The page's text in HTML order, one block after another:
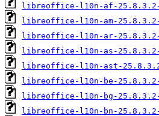
libreoffice-l10n-af-25.8.3.2-
libreoffice-l10n-am-25.8.3.2-
libreoffice-l10n-ar-25.8.3.2-
libreoffice-l10n-as-25.8.3.2-
libreoffice-l10n-ast-
libreoffice-l10n-be-25.8.3.2-
libreoffice-l10n-bg-25.8.3.2-
libreoffice-l10n-bn-25.8.3.2-